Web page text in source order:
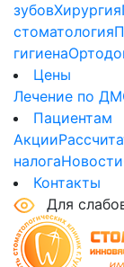
зубовХирургия
стоматология
гигиена
Цены
Лечение по
Пациентам
Акции
налогаНовости
Контакты
Для